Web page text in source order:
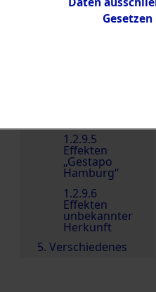
1.2.9.5
Effekten
„Gestapo
Hamburg“
1.2.9.6
Effekten
unbekannter
Herkunft
5. Verschiedenes